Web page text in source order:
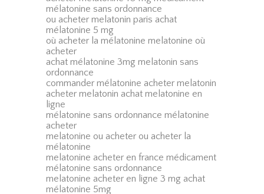
mélatonine sans ordonnance
ou acheter melatonin paris achat
mélatonine 5 mg
où acheter la mélatonine melatonine où
acheter
achat mélatonine 3mg melatonin sans
ordonnance
commander mélatonine acheter melatonin
acheter melatonin achat melatonine en
ligne
mélatonine sans ordonnance mélatonine
acheter
melatonine ou acheter ou acheter la
mélatonine
melatonine acheter en france médicament
mélatonine sans ordonnance
melatonine acheter en ligne 3 mg achat
mélatonine 5mg